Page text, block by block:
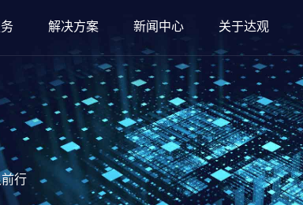
解决方案 新闻中心 关于达观
行